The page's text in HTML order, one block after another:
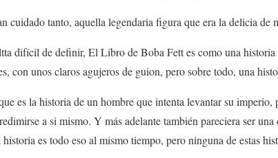
cuidado tanto, aquella legendaria figura que era la delicia de
difícil de definir, El Libro de Boba Fett es como una
con unos claros agujeros de guion, pero sobre todo, una
es la historia de un hombre que intenta levantar su imperio,
a si mismo. Y más adelante también pareciera ser
es todo eso al mismo tiempo, pero ninguna de estas